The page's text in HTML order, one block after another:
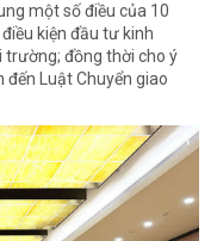
một số điều của 10
kiện đầu tư kinh
trường; đồng thời cho ý
đến Luật Chuyển giao